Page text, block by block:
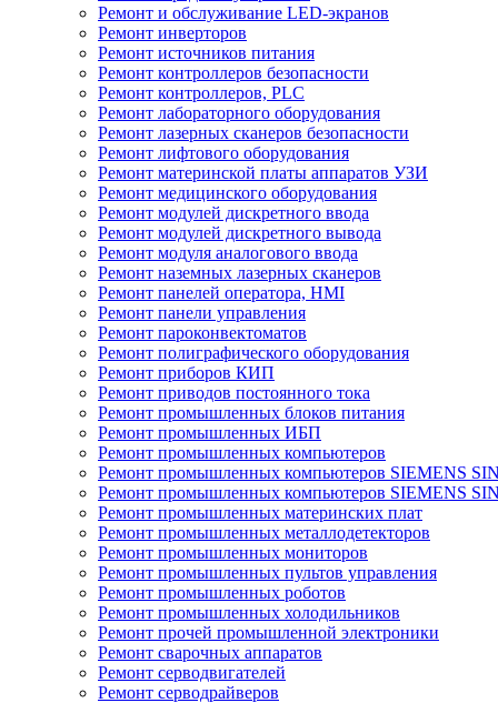
Ремонт и обслуживание LED-экранов
Ремонт инверторов
Ремонт источников питания
Ремонт контроллеров безопасности
Ремонт контроллеров, PLC
Ремонт лабораторного оборудования
Ремонт лазерных сканеров безопасности
Ремонт лифтового оборудования
Ремонт материнской платы аппаратов УЗИ
Ремонт медицинского оборудования
Ремонт модулей дискретного ввода
Ремонт модулей дискретного вывода
Ремонт модуля аналогового ввода
Ремонт наземных лазерных сканеров
Ремонт панелей оператора, HMI
Ремонт панели управления
Ремонт пароконвектоматов
Ремонт полиграфического оборудования
Ремонт приборов КИП
Ремонт приводов постоянного тока
Ремонт промышленных блоков питания
Ремонт промышленных ИБП
Ремонт промышленных компьютеров
Ремонт промышленных компьютеров SIEMENS
Ремонт промышленных компьютеров SIEMENS
Ремонт промышленных материнских плат
Ремонт промышленных металлодетекторов
Ремонт промышленных мониторов
Ремонт промышленных пультов управления
Ремонт промышленных роботов
Ремонт промышленных холодильников
Ремонт прочей промышленной электроники
Ремонт сварочных аппаратов
Ремонт серводвигателей
Ремонт серводрайверов